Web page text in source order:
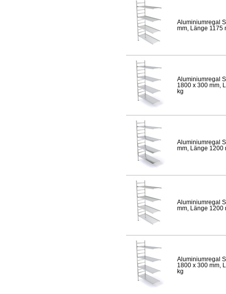
Aluminiumregal
mm, Länge 1175
Aluminiumregal
1800 x 300 mm,
kg
Aluminiumregal
mm, Länge 1200
Aluminiumregal
mm, Länge 1200
Aluminiumregal
1800 x 300 mm,
kg